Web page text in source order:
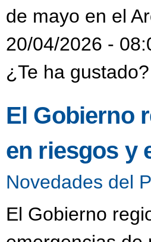
de mayo en el
20/04/2026 -
¿Te ha
El Gobierno
en riesgos y
Novedades del
El Gobierno